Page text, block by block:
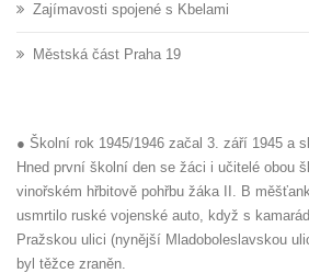
Zajímavosti spojené s Kbelami
Městská část Praha 19
● Školní rok 1945/1946 začal 3. září 1945 a
Hned první školní den se žáci i učitelé obou
vinořském hřbitově pohřbu žáka II. B
usmrtilo ruské vojenské auto, když s
Pražskou ulici (nynější Mladoboleslavskou
byl těžce zraněn.